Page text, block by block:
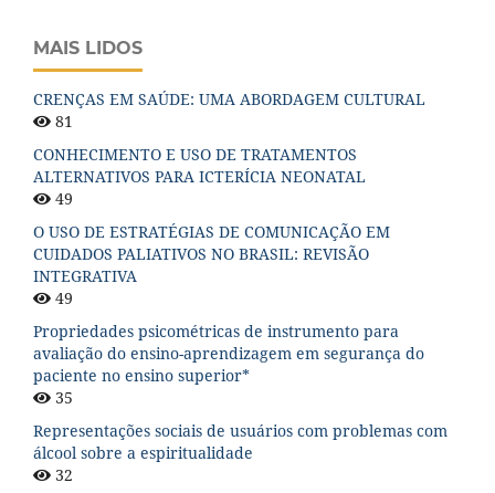
MAIS LIDOS
CRENÇAS EM SAÚDE: UMA ABORDAGEM CULTURAL
81
CONHECIMENTO E USO DE TRATAMENTOS
ALTERNATIVOS PARA ICTERÍCIA NEONATAL
49
O USO DE ESTRATÉGIAS DE COMUNICAÇÃO EM
CUIDADOS PALIATIVOS NO BRASIL: REVISÃO
INTEGRATIVA
49
Propriedades psicométricas de instrumento para
avaliação do ensino-aprendizagem em segurança do
paciente no ensino superior*
35
Representações sociais de usuários com problemas com
álcool sobre a espiritualidade
32